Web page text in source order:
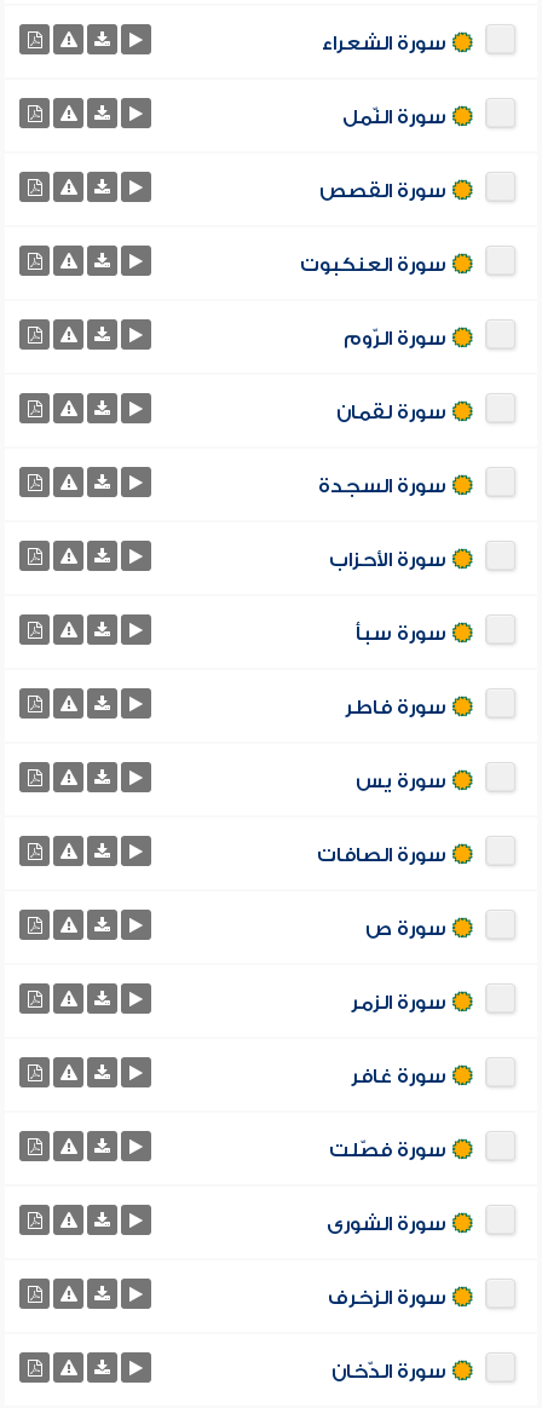
سورة الشعراء
سورة النّمل
سورة القصص
سورة العنكبوت
سورة الرّوم
سورة لقمان
سورة السجدة
سورة الأحزاب
سورة سبأ
سورة فاطر
سورة يس
سورة الصافات
سورة ص
سورة الزمر
سورة غافر
سورة فصّلت
سورة الشورى
سورة الزخرف
سورة الدّخان